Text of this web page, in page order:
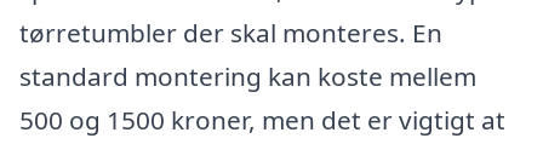
tørretumbler der skal monteres. En
standard montering kan koste mellem
500 og 1500 kroner, men det er vigtigt at